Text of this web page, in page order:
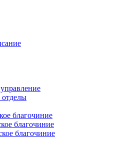
благочиние
благочиние
благочиние